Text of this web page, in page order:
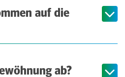
auf die
ab?